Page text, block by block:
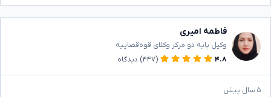
فاطمه امیری
وکیل پایه دو مرکز وکلای قوه‌قضاییه
۴.۸
(۴۴۷) دیدگاه
۵ سال پیش